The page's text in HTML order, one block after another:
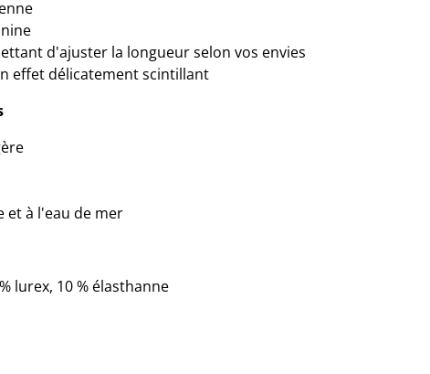
d'ajuster la longueur selon vos envies
effet délicatement scintillant
et à l'eau de mer
lurex, 10 % élasthanne